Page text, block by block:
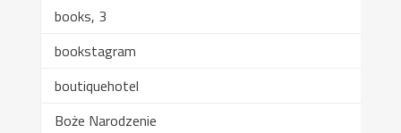
books, 3
bookstagram
boutiquehotel
Boże Narodzenie